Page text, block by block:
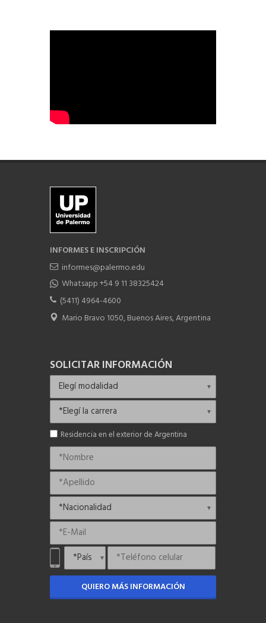
INFORMES E INSCRIPCIÓN
informes@palermo.edu
Whatsapp +54 9 11 38325424
(5411) 4964-4600
Mario Bravo 1050, Buenos Aires, Argentina
SOLICITAR INFORMACIÓN
Residencia en el exterior de Argentina
QUIERO MÁS INFORMACIÓN